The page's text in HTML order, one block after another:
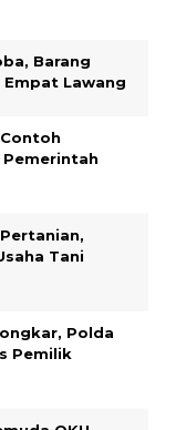
Barang
Lawang
Tani
Polda
Pemilik